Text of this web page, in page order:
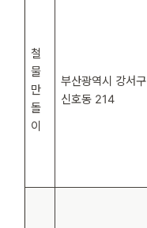
철
물
만
돌
이
부산광역시 강서구
신호동 214